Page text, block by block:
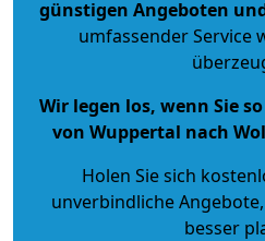
günstigen Angeboten
umfassender Service
Wir legen los, wenn Sie
von Wuppertal nach
Holen Sie sich
unverbindliche Angebote
besser